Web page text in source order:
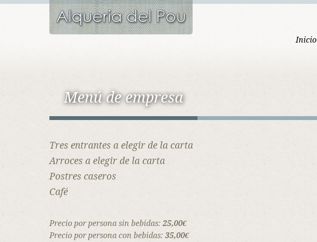
Inicio
Menú de empresa
Tres entrantes a elegir de la carta
Arroces a elegir de la carta
Postres caseros
Café
Precio por persona sin bebidas: 25,00€
Precio por persona con bebidas: 35,00€